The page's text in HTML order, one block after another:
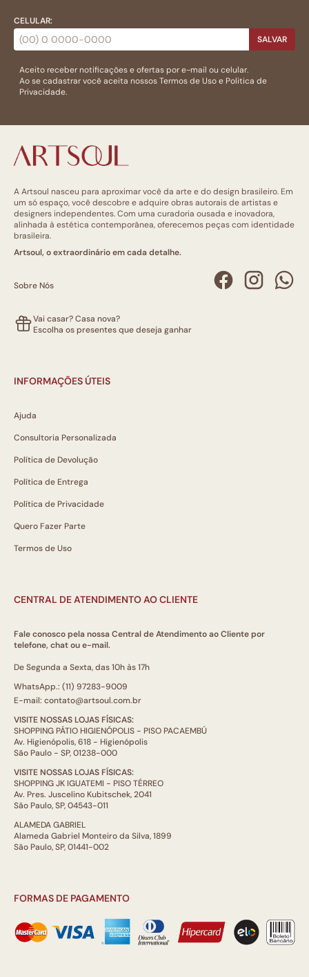
CELULAR:
SALVAR
Aceito receber notificações e ofertas por e-mail ou celular.
Ao se cadastrar você aceita nossosTermos de Usoe Politica de
Privacidade.
A Artsoul nasceu para aproximar você da arte e do design brasileiro. Em
um só espaço, você descobre e adquire obras autorais de artistas e
designers independentes. Com uma curadoria ousada e inovadora,
alinhada à estética contemporânea, oferecemos peças com identidade
brasileira.
Artsoul, o extraordinário em cada detalhe.
Sobre Nós
Vai casar? Casa nova?
Escolha os presentes que deseja ganhar
INFORMAÇÕES ÚTEIS
Ajuda
Consultoria Personalizada
Política de Devolução
Política de Entrega
Política de Privacidade
Quero Fazer Parte
Termos de Uso
CENTRAL DE ATENDIMENTO AO CLIENTE
Fale conosco pela nossa Central de Atendimento ao Cliente por
telefone, chat ou e-mail.
De Segunda a Sexta, das 10h às 17h
WhatsApp.: (11) 97283-9009
E-mail: contato@artsoul.com.br
VISITE NOSSAS LOJAS FÍSICAS:
SHOPPING PÁTIO HIGIENÓPOLIS - PISO PACAEMBÚ
Av. Higienópolis, 618 - Higienópolis
São Paulo - SP, 01238-000
VISITE NOSSAS LOJAS FÍSICAS:
SHOPPING JK IGUATEMI - PISO TÉRREO
Av. Pres. Juscelino Kubitschek, 2041
São Paulo, SP, 04543-011
ALAMEDA GABRIEL
Alameda Gabriel Monteiro da Silva, 1899
São Paulo, SP, 01441-002
FORMAS DE PAGAMENTO